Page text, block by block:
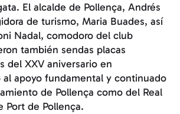
El alcalde de Pollença, Andrés
de turismo, Maria Buades, así
Nadal, comodoro del club
también sendas placas
del XXV aniversario en
apoyo fundamental y continuado
de Pollença como del Real
Port de Pollença.